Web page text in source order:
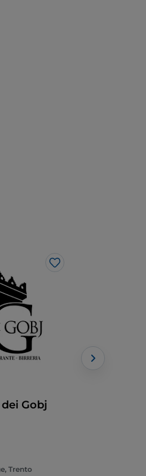
Like
Gobj
Trento